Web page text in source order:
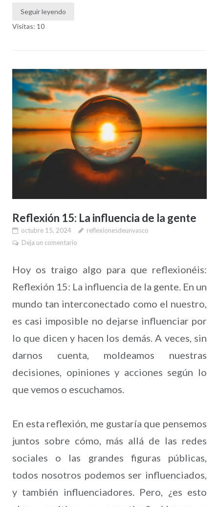
Seguir leyendo
Visitas: 10
Reflexión 15: La influencia de la gente
octubre 15, 2024
reflexionesdeunvasco
Deja un comentario
Hoy os traigo algo para que reflexionéis:
Reflexión 15: La influencia de la gente. En un
mundo tan interconectado como el nuestro,
es casi imposible no dejarse influenciar por
lo que dicen y hacen los demás. A veces, sin
darnos cuenta, moldeamos nuestras
decisiones, opiniones y acciones según lo
que vemos o escuchamos.
En esta reflexión, me gustaría que pensemos
juntos sobre cómo, más allá de las redes
sociales o las grandes figuras públicas,
todos nosotros podemos ser influenciados,
y también influenciadores. Pero, ¿es esto